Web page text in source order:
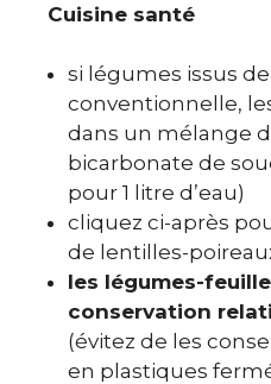
Cuisine santé
si légumes issus
conventionnelle,
dans un mélange
bicarbonate de
pour 1 litre d’eau)
cliquez ci-après
de lentilles-
les légumes-
conservation
(évitez de les
en plastiques